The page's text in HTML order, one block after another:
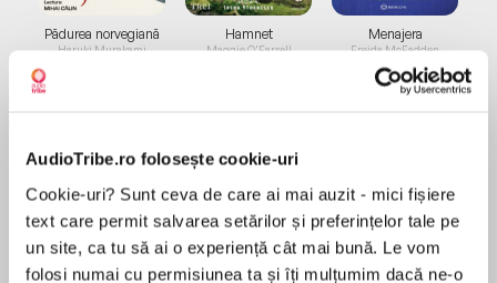
AudioTribe.ro folosește cookie-uri
Cookie-uri? Sunt ceva de care ai mai auzit - mici fișiere
text care permit salvarea setărilor și preferințelor tale pe
un site, ca tu să ai o experiență cât mai bună. Le vom
folosi numai cu permisiunea ta și îți mulțumim dacă ne-o
Pădurea norvegiană
Haruki Murakami
Elita de Argint (Elita
de...
Dani Francis
Hamnet
Maggie O'Farrell
Diavolul se îmbracă de
la...
Lauren Weisberger
Menajera
Freida McFadden
Migdală
Sohn Won-pyung